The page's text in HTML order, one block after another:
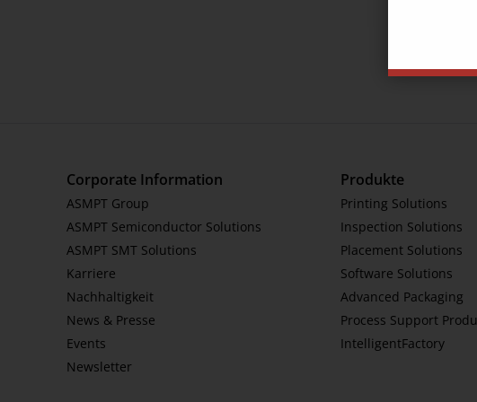
Corporate Information
ASMPT Group
ASMPT Semiconductor Solutions
ASMPT SMT Solutions
Karriere
Nachhaltigkeit
News & Presse
Events
Newsletter
Produkte
Printing Solutions
Inspection Solutions
Placement Solutions
Software Solutions
Advanced Packaging
Process Support
IntelligentFactory